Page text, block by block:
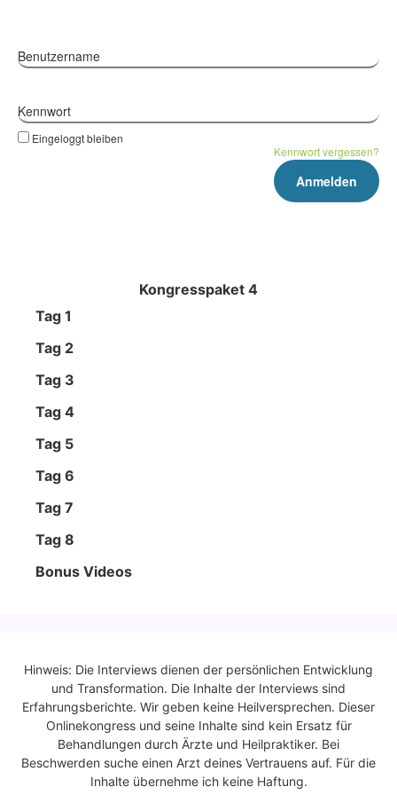
Kongresspaket 4
Tag 1
Tag 2
Tag 3
Tag 4
Tag 5
Tag 6
Tag 7
Tag 8
Bonus Vide­os
Benutzername
Kennwort
Eingeloggt bleiben
Kennwort vergessen?
Hinweis: Die Interviews dienen der persönlichen Entwicklung
und Transformation. Die Inhalte der Interviews sind
Erfahrungsberichte. Wir geben keine Heilversprechen. Dieser
Onlinekongress und seine Inhalte sind kein Ersatz für
Behandlungen durch Ärzte und Heilpraktiker. Bei
Beschwerden suche einen Arzt deines Vertrauens auf. Für die
Inhalte übernehme ich keine Haftung.